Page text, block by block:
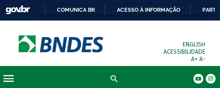
COMUNICA BR ACESSO À INFORMAÇÃO
ENGLISH
ACESSIBILIDADE
A+ A-